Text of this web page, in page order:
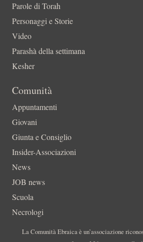
Parole di Torah
Personaggi e Storie
Video
Parashà della settimana
Kesher
Comunità
Appuntamenti
Giovani
Giunta e Consiglio
Insider-Associazioni
News
JOB news
Scuola
Necrologi
La Comunità Ebraica è un’associazione